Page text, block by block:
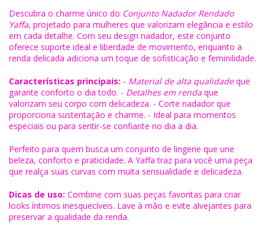
Descubra o charme único do Conjunto Nadador Rendado
Yaffa, projetado para mulheres que valorizam elegância e estilo
em cada detalhe. Com seu design nadador, este conjunto
oferece suporte ideal e liberdade de movimento, enquanto a
renda delicada adiciona um toque de sofisticação e feminilidade.
Características principais: - Material de alta qualidadeque
garante conforto o dia todo. - Detalhes em renda que
valorizam seu corpo com delicadeza. - Corte nadador que
proporciona sustentação e charme. - Ideal para momentos
especiais ou para sentir-se confiante no dia a dia.
Perfeito para quem busca um conjunto de lingerie que une
beleza, conforto e praticidade. A Yaffa traz para você uma peça
que realça suas curvas com muita sensualidade e delicadeza.
Dicas de uso: Combine com suas peças favoritas para criar
looks íntimos inesquecíveis. Lave à mão e evite alvejantes para
preservar a qualidade da renda.